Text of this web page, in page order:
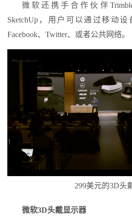
微软还携手合作伙伴
SketchUp，用户可以通过移动设
Facebook、Twitter、或者公共网络。
299美元的3D头
微软3D头戴显示器